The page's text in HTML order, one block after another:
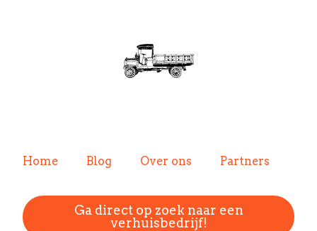
Home Blog Over ons Partners
Ga direct op zoek naar een
verhuisbedrijf!